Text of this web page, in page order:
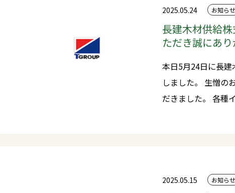
2025.05.24 お知らせ
長建木材供給
ただき誠にあり
本日5月24日に長
しました。 生憎のお天気となりましたが、本当に多くのご来場をいた
だきました。 各種イベントでも本当に多くのご参加をいただき、とても
2025.05.15 お知らせ